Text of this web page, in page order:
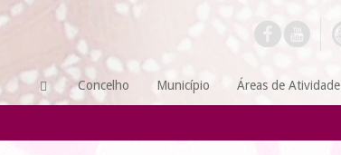
Concelho Município Áreas de Atividade